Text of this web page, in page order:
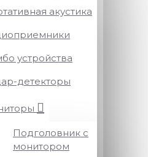
акустика
устройства
детекторы
Подголовник с
монитором